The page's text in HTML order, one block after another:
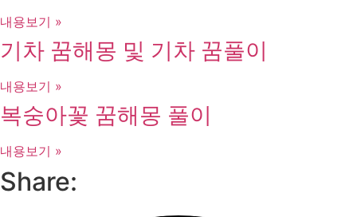
내용보기 »
기차 꿈해몽 및 기차 꿈풀이
내용보기 »
복숭아꽃 꿈해몽 풀이
내용보기 »
Share: